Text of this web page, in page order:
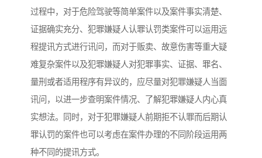
过程中，对于危险驾驶等简单案件以及案件事实清楚、
证据确实充分、犯罪嫌疑人认罪认罚类案件可以运用远
程提讯方式进行讯问，而对于贩卖、故意伤害等重大疑
难复杂案件以及犯罪嫌疑人对犯罪事实、证据、罪名、
量刑或者适用程序有异议的，应尽量对犯罪嫌疑人当面
讯问，以进一步查明案件情况、了解犯罪嫌疑人内心真
实想法。同时，对于犯罪嫌疑人前期拒不认罪而后期认
罪认罚的案件也可以考虑在案件办理的不同阶段运用两
种不同的提讯方式。